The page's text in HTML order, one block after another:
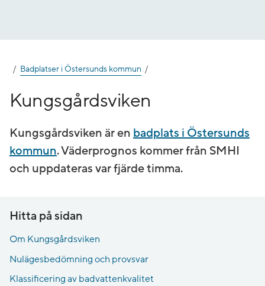
Badplatser i Östersunds kommun
Kungsgårdsviken
Kungsgårdsviken är en badplats i Östersunds
kommun. Väderprognos kommer från SMHI
och uppdateras var fjärde timma.
Hitta på sidan
Om Kungsgårdsviken
Nulägesbedömning och provsvar
Klassificering av badvattenkvalitet